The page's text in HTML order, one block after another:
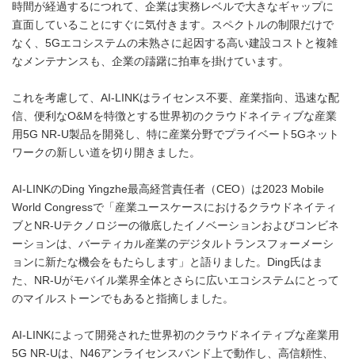
時間が経過するにつれて、企業は実務レベルで大きなギャップに
直面していることにすぐに気付きます。スペクトルの制限だけで
なく、5Gエコシステムの未熟さに起因する高い建設コストと複雑
なメンテナンスも、企業の躊躇に拍車を掛けています。
これを考慮して、AI-LINKはライセンス不要、産業指向、迅速な配
信、便利なO&Mを特徴とする世界初のクラウドネイティブな産業
用5G NR-U製品を開発し、特に産業分野でプライベート5Gネット
ワークの新しい道を切り開きました。
AI-LINKのDing Yingzhe最高経営責任者（CEO）は2023 Mobile
World Congressで「産業ユースケースにおけるクラウドネイティ
ブとNR-Uテクノロジーの徹底したイノベーションおよびコンビネ
ーションは、バーティカル産業のデジタルトランスフォーメーシ
ョンに新たな機会をもたらします」と語りました。Ding氏はま
た、NR-Uがモバイル業界全体とさらに広いエコシステムにとって
のマイルストーンでもあると指摘しました。
AI-LINKによって開発された世界初のクラウドネイティブな産業用
5G NR-Uは、N46アンライセンスバンド上で動作し、高信頼性、